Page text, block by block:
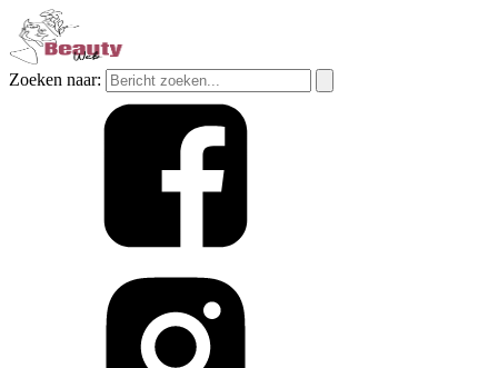
Zoeken naar: